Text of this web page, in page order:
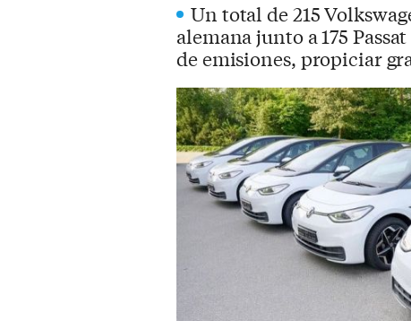
Un total de 215
alemana junto a 175
de emisiones, propiciar